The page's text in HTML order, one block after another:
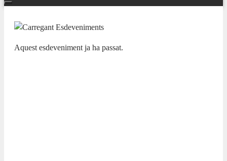
Aquest esdeveniment ja ha passat.